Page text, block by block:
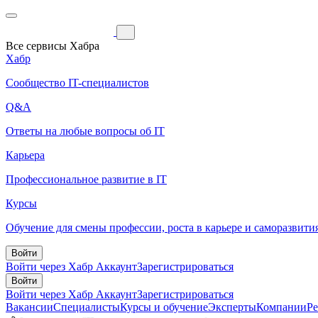
Все сервисы Хабра
Хабр
Сообщество IT-специалистов
Q&A
Ответы на любые вопросы об IT
Карьера
Профессиональное развитие в IT
Курсы
Обучение для смены профессии, роста в карьере и
Войти
Войти через Хабр АккаунтЗарегистрироваться
Войти
Войти через Хабр АккаунтЗарегистрироваться
ВакансииСпециалистыКурсы и обучениеЭкспертыКомпании